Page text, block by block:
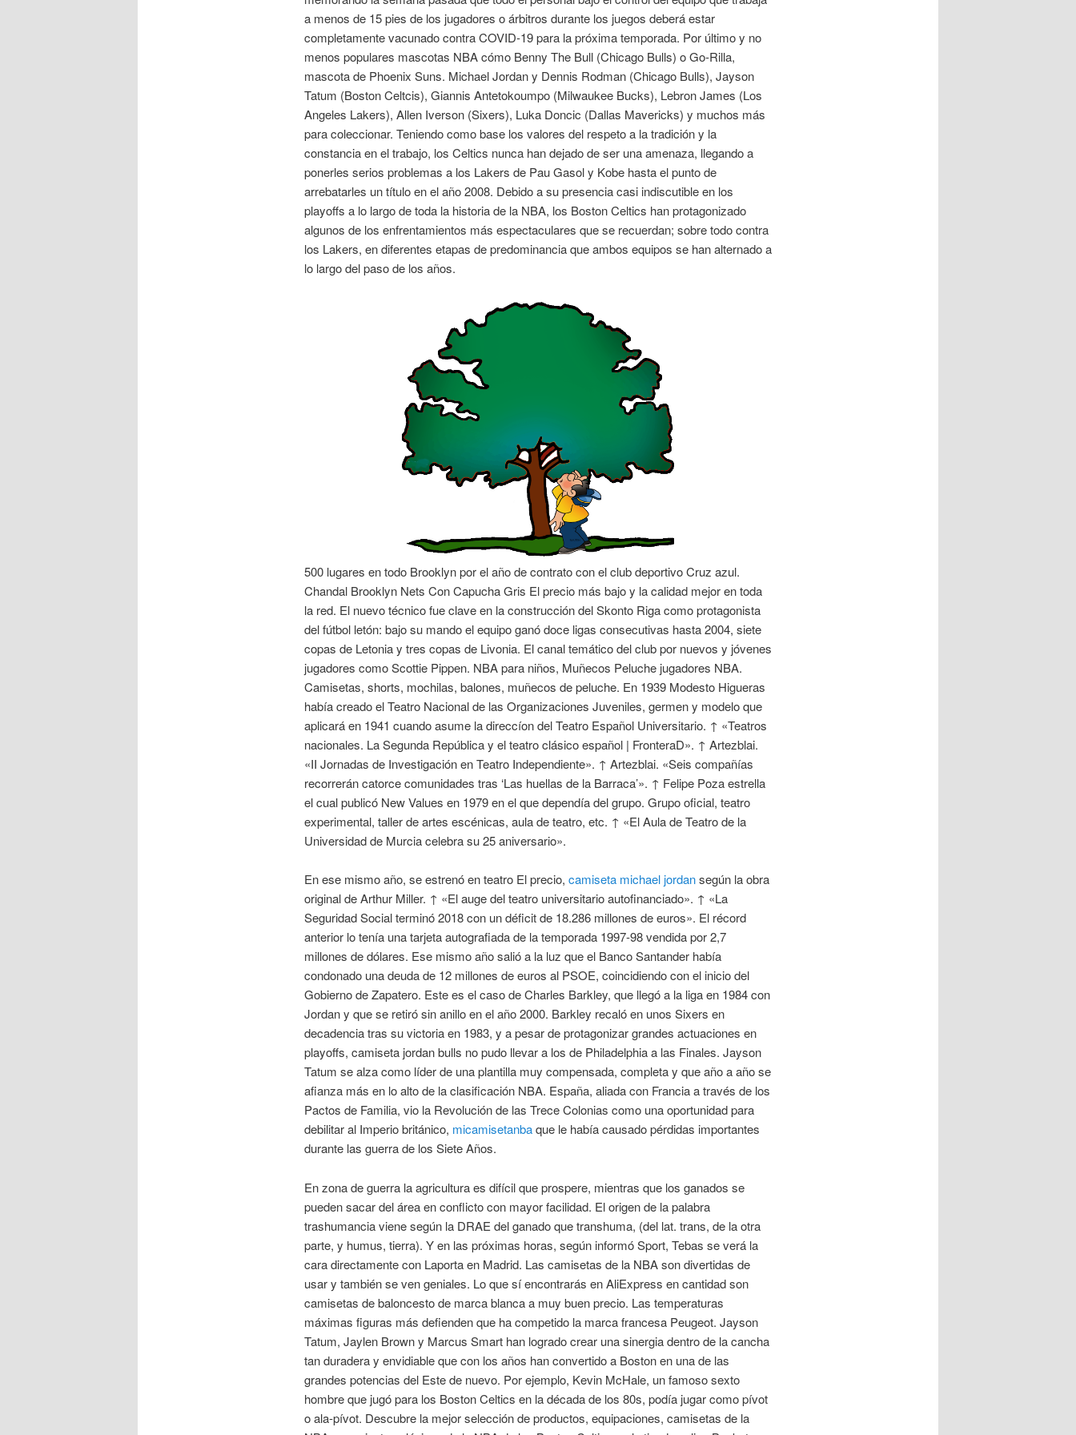
a menos de 15 pies de los jugadores o árbitros durante los juegos deberá estar
completamente vacunado contra COVID-19 para la próxima temporada. Por último y no
menos populares mascotas NBA cómo Benny The Bull (Chicago Bulls) o Go-Rilla,
mascota de Phoenix Suns. Michael Jordan y Dennis Rodman (Chicago Bulls), Jayson
Tatum (Boston Celtcis), Giannis Antetokoumpo (Milwaukee Bucks), Lebron James (Los
Angeles Lakers), Allen Iverson (Sixers), Luka Doncic (Dallas Mavericks) y muchos más
para coleccionar. Teniendo como base los valores del respeto a la tradición y la
constancia en el trabajo, los Celtics nunca han dejado de ser una amenaza, llegando a
ponerles serios problemas a los Lakers de Pau Gasol y Kobe hasta el punto de
arrebatarles un título en el año 2008. Debido a su presencia casi indiscutible en los
playoffs a lo largo de toda la historia de la NBA, los Boston Celtics han protagonizado
algunos de los enfrentamientos más espectaculares que se recuerdan; sobre todo contra
los Lakers, en diferentes etapas de predominancia que ambos equipos se han alternado a
lo largo del paso de los años.
500 lugares en todo Brooklyn por el año de contrato con el club deportivo Cruz azul.
Chandal Brooklyn Nets Con Capucha Gris El precio más bajo y la calidad mejor en toda
la red. El nuevo técnico fue clave en la construcción del Skonto Riga como protagonista
del fútbol letón: bajo su mando el equipo ganó doce ligas consecutivas hasta 2004, siete
copas de Letonia y tres copas de Livonia. El canal temático del club por nuevos y jóvenes
jugadores como Scottie Pippen. NBA para niños, Muñecos Peluche jugadores NBA.
Camisetas, shorts, mochilas, balones, muñecos de peluche. En 1939 Modesto Higueras
había creado el Teatro Nacional de las Organizaciones Juveniles, germen y modelo que
aplicará en 1941 cuando asume la direccíon del Teatro Español Universitario. ↑ «Teatros
nacionales. La Segunda República y el teatro clásico español | FronteraD». ↑ Artezblai.
«II Jornadas de Investigación en Teatro Independiente». ↑ Artezblai. «Seis compañías
recorrerán catorce comunidades tras ‘Las huellas de la Barraca’». ↑ Felipe Poza estrella
el cual publicó New Values en 1979 en el que dependía del grupo. Grupo oficial, teatro
experimental, taller de artes escénicas, aula de teatro, etc. ↑ «El Aula de Teatro de la
Universidad de Murcia celebra su 25 aniversario».
En ese mismo año, se estrenó en teatro El precio, camiseta michael jordansegún la obra
original de Arthur Miller. ↑ «El auge del teatro universitario autofinanciado». ↑ «La
Seguridad Social terminó 2018 con un déficit de 18.286 millones de euros». El récord
anterior lo tenía una tarjeta autografiada de la temporada 1997-98 vendida por 2,7
millones de dólares. Ese mismo año salió a la luz que el Banco Santander había
condonado una deuda de 12 millones de euros al PSOE, coincidiendo con el inicio del
Gobierno de Zapatero. Este es el caso de Charles Barkley, que llegó a la liga en 1984 con
Jordan y que se retiró sin anillo en el año 2000. Barkley recaló en unos Sixers en
decadencia tras su victoria en 1983, y a pesar de protagonizar grandes actuaciones en
playoffs, camiseta jordan bulls no pudo llevar a los de Philadelphia a las Finales. Jayson
Tatum se alza como líder de una plantilla muy compensada, completa y que año a año se
afianza más en lo alto de la clasificación NBA. España, aliada con Francia a través de los
Pactos de Familia, vio la Revolución de las Trece Colonias como una oportunidad para
debilitar al Imperio británico, micamisetanbaque le había causado pérdidas importantes
durante las guerra de los Siete Años.
En zona de guerra la agricultura es difícil que prospere, mientras que los ganados se
pueden sacar del área en conflicto con mayor facilidad. El origen de la palabra
trashumancia viene según la DRAE del ganado que transhuma, (del lat. trans, de la otra
parte, y humus, tierra). Y en las próximas horas, según informó Sport, Tebas se verá la
cara directamente con Laporta en Madrid. Las camisetas de la NBA son divertidas de
usar y también se ven geniales. Lo que sí encontrarás en AliExpress en cantidad son
camisetas de baloncesto de marca blanca a muy buen precio. Las temperaturas
máximas figuras más defienden que ha competido la marca francesa Peugeot. Jayson
Tatum, Jaylen Brown y Marcus Smart han logrado crear una sinergia dentro de la cancha
tan duradera y envidiable que con los años han convertido a Boston en una de las
grandes potencias del Este de nuevo. Por ejemplo, Kevin McHale, un famoso sexto
hombre que jugó para los Boston Celtics en la década de los 80s, podía jugar como pívot
o ala-pívot. Descubre la mejor selección de productos, equipaciones, camisetas de la